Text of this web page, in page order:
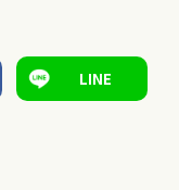
LINE